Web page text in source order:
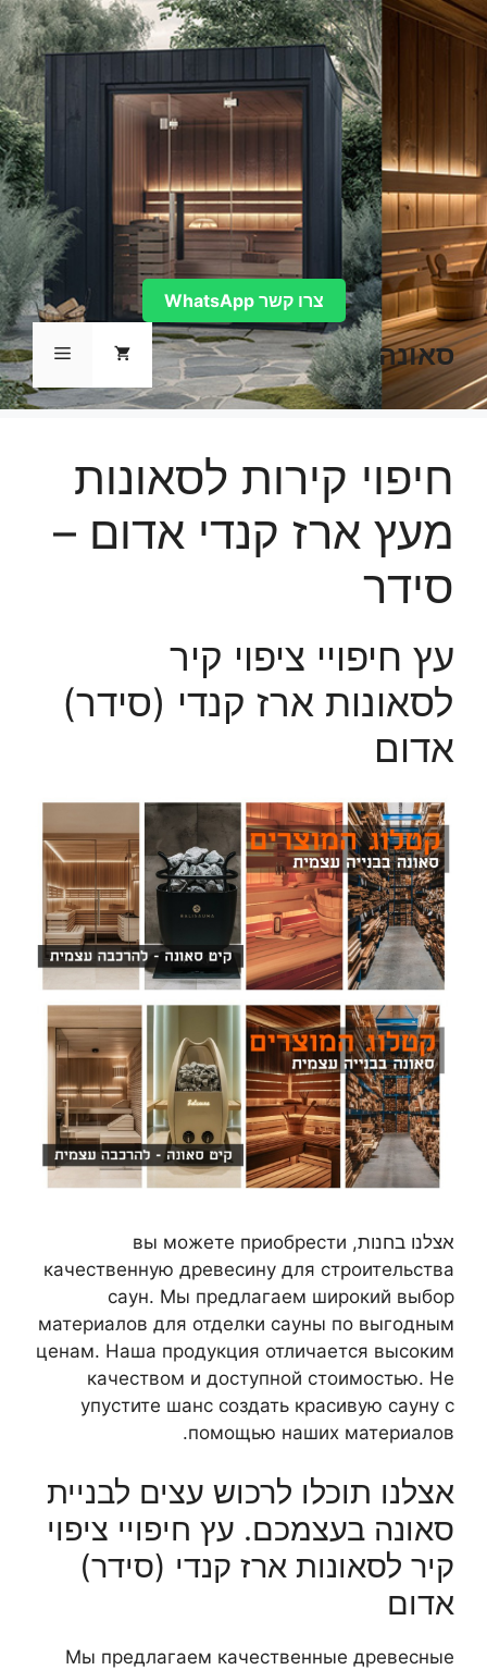
לדלג
לתוכן
סאונה תפריט
צרו קשר WhatsApp
חיפוי קירות לסאונות
מעץ ארז קנדי אדום –
סידר
עץ חיפויי ציפוי קיר
לסאונות ארז קנדי (סידר)
אדום
אצלנו בחנות, вы можете приобрести
качественную древесину для строительства
саун. Мы предлагаем широкий выбор
материалов для отделки сауны по выгодным
ценам. Наша продукция отличается высоким
качеством и доступной стоимостью. Не
упустите шанс создать красивую сауну с
помощью наших материалов.
אצלנו תוכלו לרכוש עצים לבניית
סאונה בעצמכם. עץ חיפויי ציפוי
קיר לסאונות ארז קנדי (סידר)
אדום
Мы предлагаем качественные древесные